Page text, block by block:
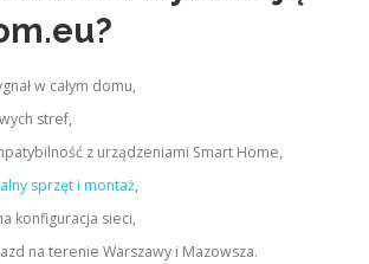
w całym domu,
stref,
z urządzeniami Smart Home,
sprzęt i montaż,
konfiguracja sieci,
na terenie Warszawy i Mazowsza.